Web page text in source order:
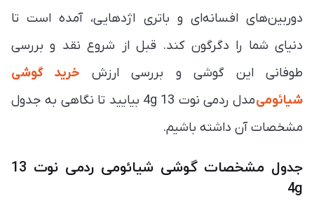
دوربین‌های افسانه‌ای و باتری اژدهایی، آمده است تا
دنیای شما را دگرگون کند. قبل از شروع نقد و بررسی
طوفانی این گوشی و بررسی ارزش خرید گوشی
شیائومی
مدل ردمی نوت 13 4g بیایید تا نگاهی به جدول
مشخصات آن داشته باشیم.
جدول مشخصات گوشی شیائومی ردمی نوت 13
4g